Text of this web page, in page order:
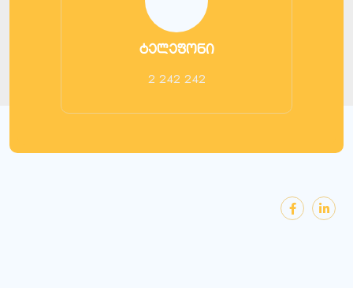
ტელეფონი
2 242 242